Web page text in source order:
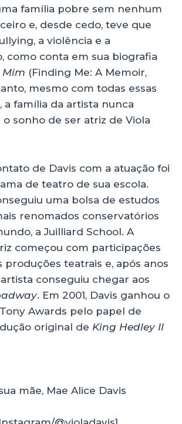
família pobre sem nenhum
e, desde cedo, teve que
a violência e a
como conta em sua biografia
Mim (Finding Me: A Memoir,
mesmo com todas essas
a família da artista nunca
o sonho de ser atriz de Viola
de Davis com a atuação foi
de teatro de sua escola.
uma bolsa de estudos
renomados conservatórios
a Juilliard School. A
começou com participações
produções teatrais e, após anos
artista conseguiu chegar aos
. Em 2001, Davis ganhou o
Awards pelo papel de
original de King Hedley II
mãe, Mae Alice Davis